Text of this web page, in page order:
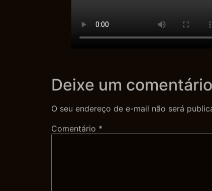
Deixe um comentário
O seu endereço de e-mail não será
Comentário *